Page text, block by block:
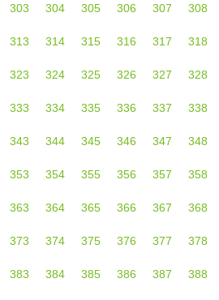
303 304 305 306 307 308
313 314 315 316 317 318
323 324 325 326 327 328
333 334 335 336 337 338
343 344 345 346 347 348
353 354 355 356 357 358
363 364 365 366 367 368
373 374 375 376 377 378
383 384 385 386 387 388